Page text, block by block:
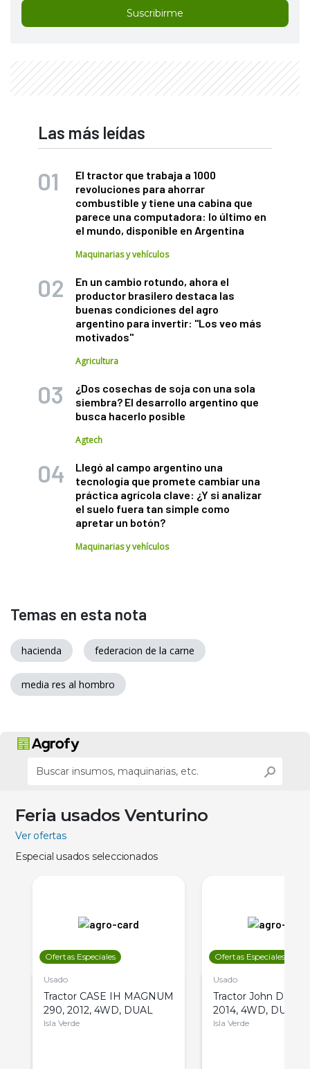
Suscribirme
Las más leídas
El tractor que trabaja a 1000
revoluciones para ahorrar
combustible y tiene una cabina que
parece una computadora: lo último en
el mundo, disponible en Argentina
Maquinarias y vehículos
En un cambio rotundo, ahora el
productor brasilero destaca las
buenas condiciones del agro
argentino para invertir: "Los veo más
motivados"
Agricultura
¿Dos cosechas de soja con una sola
siembra? El desarrollo argentino que
busca hacerlo posible
Agtech
Llegó al campo argentino una
tecnología que promete cambiar una
práctica agrícola clave: ¿Y si analizar
el suelo fuera tan simple como
apretar un botón?
Maquinarias y vehículos
Temas en esta nota
hacienda federacion de la carne
media res al hombro
Feria usados Venturino
Ver ofertas
Especial usados seleccionados
Ofertas Especiales
Usado
Tractor CASE IH MAGNUM
290, 2012, 4WD, DUAL
Isla Verde
Ofertas Especiales
Usado
Tractor John Deere
2014, 4WD, DUAL
Isla Verde